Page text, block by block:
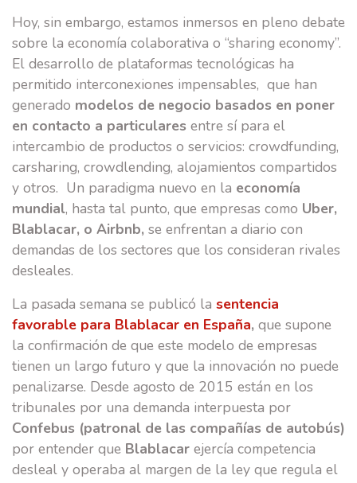
Hoy, sin embargo, estamos inmersos en pleno debate
sobre la economía colaborativa o “sharing economy”.
El desarrollo de plataformas tecnológicas ha
permitido interconexiones impensables, que han
generado modelos de negocio basados en poner
en contacto a particulares entre sí para el
intercambio de productos o servicios: crowdfunding,
carsharing, crowdlending, alojamientos compartidos
y otros. Un paradigma nuevo en la economía
mundial, hasta tal punto, que empresas como Uber,
Blablacar, o Airbnb, se enfrentan a diario con
demandas de los sectores que los consideran rivales
desleales.
La pasada semana se publicó la sentencia
favorable para Blablacar en España, que supone
la confirmación de que este modelo de empresas
tienen un largo futuro y que la innovación no puede
penalizarse. Desde agosto de 2015 están en los
tribunales por una demanda interpuesta por
Confebus (patronal de las compañías de autobús)
por entender que Blablacar ejercía competencia
desleal y operaba al margen de la ley que regula el